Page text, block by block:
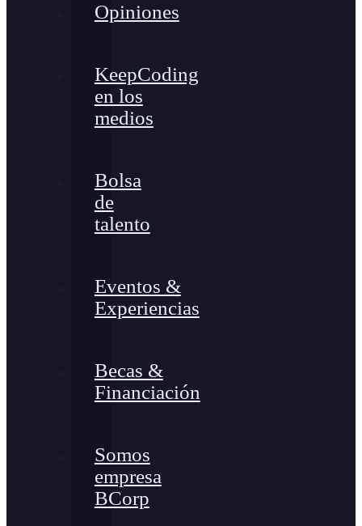
Opiniones
KeepCoding
en los
medios
Bolsa
de
talento
Eventos &
Experiencias
Becas &
Financiación
Somos
empresa
BCorp